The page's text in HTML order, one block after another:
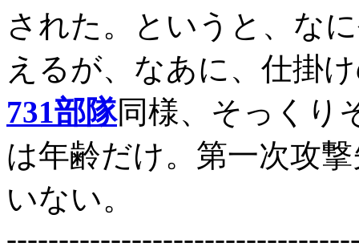
された。というと、な
えるが、なあに、仕掛
731部隊同様、そっくり
は年齢だけ。第一次攻
いない。